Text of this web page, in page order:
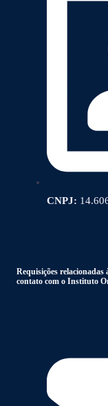
CNPJ:
Requisições
contato com o Instituto